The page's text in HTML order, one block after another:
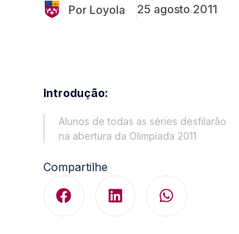
Por Loyola 25 agosto 2011
Introdução:
Alunos de todas as séries desfilarão
na abertura da Olimpíada 2011
Compartilhe